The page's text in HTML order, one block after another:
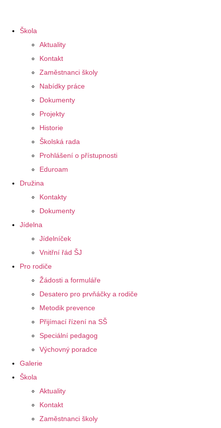
Škola
Aktuality
Kontakt
Zaměstnanci školy
Nabídky práce
Dokumenty
Projekty
Historie
Školská rada
Prohlášení o přístupnosti
Eduroam
Družina
Kontakty
Dokumenty
Jídelna
Jídelníček
Vnitřní řád ŠJ
Pro rodiče
Žádosti a formuláře
Desatero pro prvňáčky a rodiče
Metodik prevence
Přijímací řízení na SŠ
Speciální pedagog
Výchovný poradce
Galerie
Škola
Aktuality
Kontakt
Zaměstnanci školy